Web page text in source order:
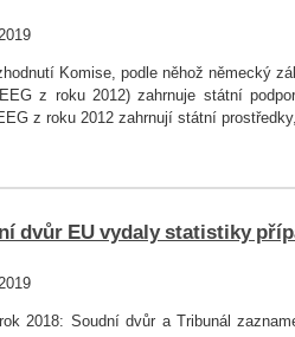
Komise, podle něhož německý
z roku 2012) zahrnuje státní
z roku 2012 zahrnují státní
dvůr EU vydaly statistiky
2018: Soudní dvůr a Tribunál